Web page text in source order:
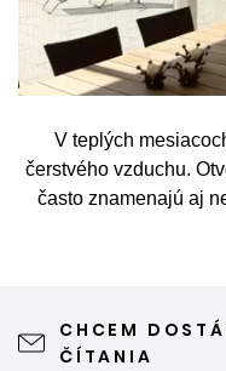
V teplých
čerstvého vzduchu.
často znamenajú aj
leto naplno. Kvalitná
výhľad z okna ani
CHCEM
ČÍTANIA